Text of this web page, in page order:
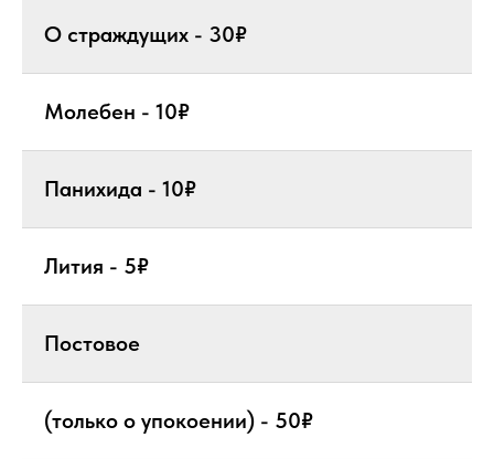
О страждущих - 30₽
Молебен - 10₽
Панихида - 10₽
Лития - 5₽
Постовое
(только о упокоении) - 50₽